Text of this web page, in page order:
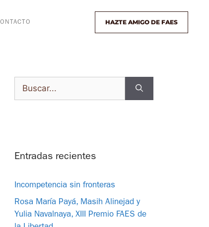
HAZTE AMIGO DE FAES
Entradas recientes
Incompetencia sin fronteras
Rosa María Payá, Masih Alinejad y
Yulia Navalnaya, XIII Premio FAES de